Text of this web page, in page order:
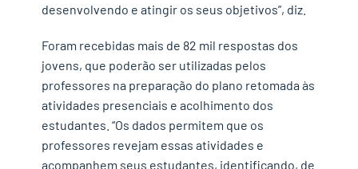
desenvolvendo e atingir os seus objetivos”, diz.
Foram recebidas mais de 82 mil respostas dos
jovens, que poderão ser utilizadas pelos
professores na preparação do plano retomada às
atividades presenciais e acolhimento dos
estudantes. “Os dados permitem que os
professores revejam essas atividades e
acompanhem seus estudantes, identificando, de